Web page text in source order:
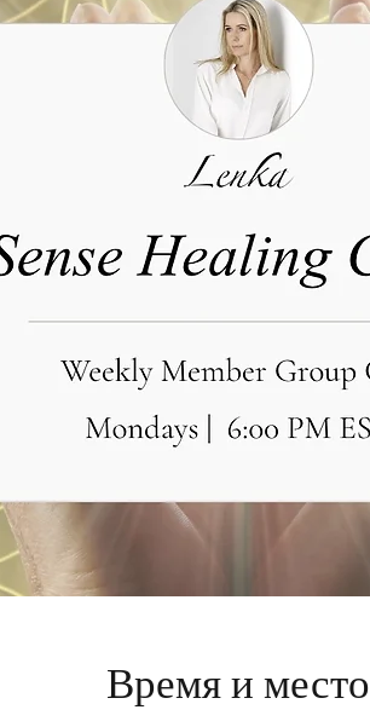
Время и место